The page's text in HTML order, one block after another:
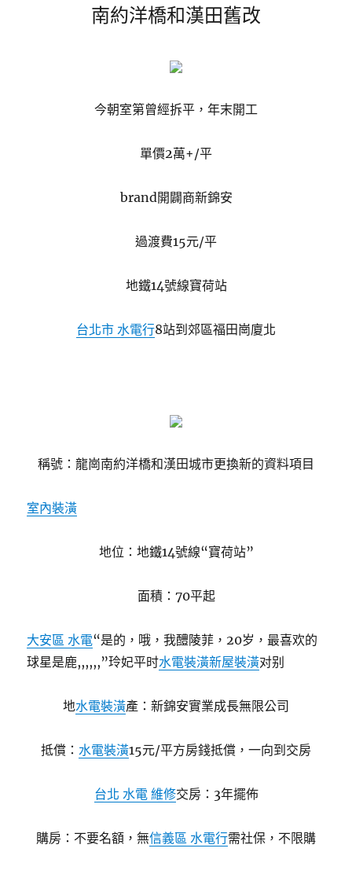
南約洋橋和漢田舊改
今朝室第曾經拆平，年末開工
單價2萬+/平
brand開闢商新錦安
過渡費15元/平
地鐵14號線寶荷站
台北市 水電行8站到郊區福田崗廈北
稱號：龍崗南約洋橋和漢田城市更換新的資料項目
室內裝潢
地位：地鐵14號線“寶荷站”
面積：70平起
大安區 水電“是的，哦，我醴陵菲，20岁，最喜欢的
球星是鹿,,,,,,”玲妃平时水電裝潢新屋裝潢对别
地水電裝潢產：新錦安實業成長無限公司
抵償： 水電裝潢15元/平方房錢抵償，一向到交房
台北 水電 維修交房：3年擺佈
購房：不要名額，無信義區 水電行需社保，不限購